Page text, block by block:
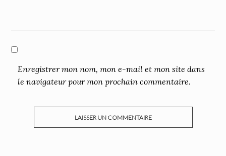
Enregistrer mon nom, mon e-mail et mon site dans
le navigateur pour mon prochain commentaire.